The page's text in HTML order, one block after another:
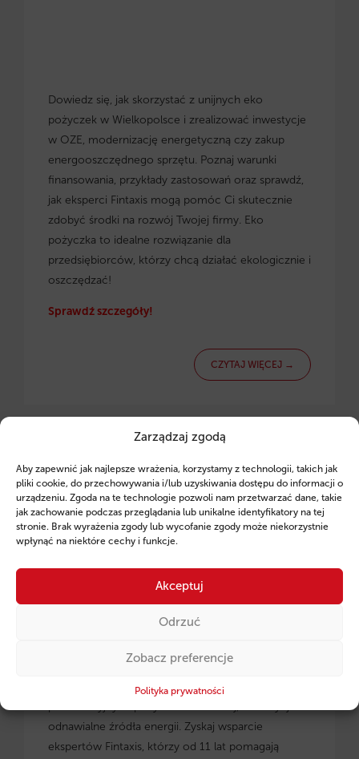
Zarządzaj zgodą
Aby zapewnić jak najlepsze wrażenia, korzystamy z technologii, takich jak
pliki cookie, do przechowywania i/lub uzyskiwania dostępu do informacji o
urządzeniu. Zgoda na te technologie pozwoli nam przetwarzać dane, takie
jak zachowanie podczas przeglądania lub unikalne identyfikatory na tej
stronie. Brak wyrażenia zgody lub wycofanie zgody może niekorzystnie
wpłynąć na niektóre cechy i funkcje.
Akceptuj
Odrzuć
Zobacz preferencje
Polityka prywatności
Dowiedz się, jak skorzystać z unijnych eko
pożyczek w Wielkopolsce i zrealizować inwestycje
w OZE, modernizację energetyczną czy zakup
energooszczędnego sprzętu. Poznaj warunki
finansowania, przykłady zastosowań oraz sprawdź,
jak eksperci Fintaxis mogą pomóc Ci skutecznie
zdobyć środki na rozwój Twojej firmy. Eko
pożyczka to idealne rozwiązanie dla
przedsiębiorców, którzy chcą działać ekologicznie i
oszczędzać!
Sprawdź szczegóły!
CZYTAJ WIĘCEJ →
przedsiębiorców z regionu małopolskiego.
Pożyczki unijne dla małopolskich
przedsiębiorców– dowiedz się, jak skorzystać z
odnawialne źródła energii. Zyskaj wsparcie
ekspertów Fintaxis, którzy od 11 lat pomagają